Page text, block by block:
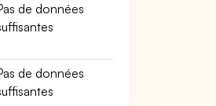
de données
de données